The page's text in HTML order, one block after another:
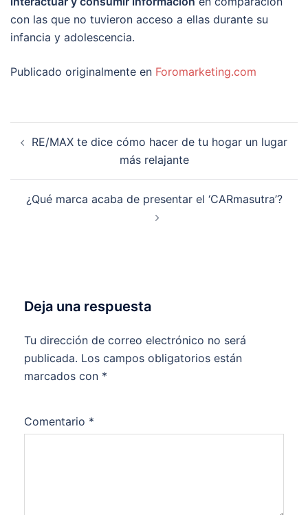
con las que no tuvieron acceso a ellas durante su
infancia y adolescencia.
Publicado originalmente en Foromarketing.com
de RE/MAX te dice cómo hacer de tu hogar un lugar
más relajante
¿Qué marca acaba de presentar el ‘CARmasutra’?
Deja una respuesta
Tu dirección de correo electrónico no será
publicada. Los campos obligatorios están
marcados con *
Comentario *